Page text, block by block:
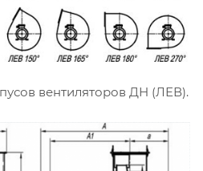
вентиляторов ДН (ЛЕВ).